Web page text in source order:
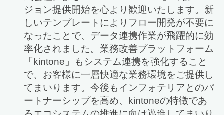
ジョン提供開始を心より歓迎いたします。新
しいテンプレートによりフロー開発が不要に
なったことで、データ連携作業が飛躍的に効
率化されました。業務改善プラットフォーム
「kintone」もシステム連携を強化すること
で、お客様に一層快適な業務環境をご提供し
てまいります。今後もインフォテリアとのパ
ートナーシップを高め、kintoneの特徴であ